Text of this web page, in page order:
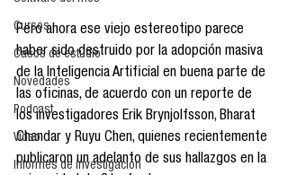
Cursos
Casos de estudio
Novedades
Podcast
Video
Informes de investigación
Pero ahora ese viejo estereotipo parece
haber sido destruido por la adopción masiva
de la Inteligencia Artificial en buena parte de
las oficinas, de acuerdo con un reporte de
los investigadores Erik Brynjolfsson, Bharat
Chandar y Ruyu Chen, quienes recientemente
publicaron un adelanto de sus hallazgos en la